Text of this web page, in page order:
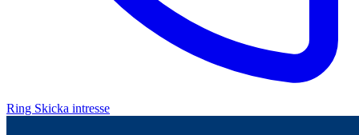
Ring Skicka intresse